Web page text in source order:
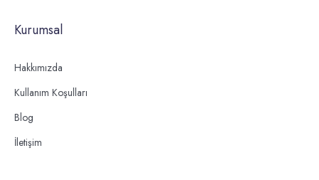
Kurumsal
Hakkımızda
Kullanım Koşulları
Blog
İletişim